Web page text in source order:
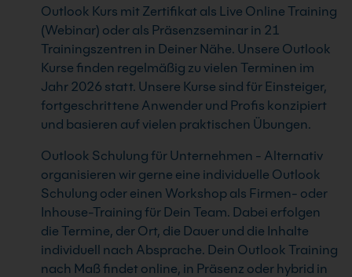
Outlook Kurs mit Zertifikat als Live Online Training
(Webinar) oder als Präsenzseminar in 21
Trainingszentren in Deiner Nähe. Unsere Outlook
Kurse finden regelmäßig zu vielen Terminen im
Jahr 2026 statt. Unsere Kurse sind für Einsteiger,
fortgeschrittene Anwender und Profis konzipiert
und basieren auf vielen praktischen Übungen.
Outlook Schulung für Unternehmen - Alternativ
organisieren wir gerne eine individuelle Outlook
Schulung oder einen Workshop als Firmen- oder
Inhouse-Training für Dein Team. Dabei erfolgen
die Termine, der Ort, die Dauer und die Inhalte
individuell nach Absprache. Dein Outlook Training
nach Maß findet online, in Präsenz oder hybrid in